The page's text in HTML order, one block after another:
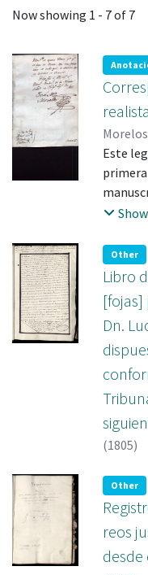
Recent
Now showing 1 - 7 of 7
Este
María
entre
incluye
Manso
en la
dichos
de R.
según
legajo
dirigida
Other
Libro
[fojas]
Dn.
(1805)
Other
reos
desde